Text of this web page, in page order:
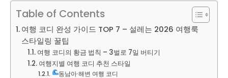
Table of Contents
여행 코디 완성 가이드 TOP 7 – 설레는 2026 여행룩
스타일링 꿀팁
여행 코디의 황금 법칙 – 3벌로 7일 버티기
여행지별 여행 코디 추천 스타일
동남아·해변 여행 코디